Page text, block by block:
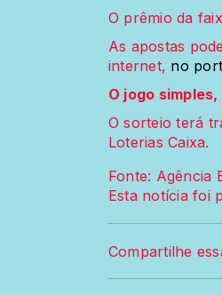
O prêmio da
As apostas
internet, no
O jogo
O sorteio terá
Loterias Caixa.
Fonte: Agência
Esta notícia foi
Compartilhe